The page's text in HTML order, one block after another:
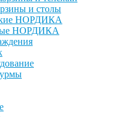
и столы
НОРДИКА
НОРДИКА